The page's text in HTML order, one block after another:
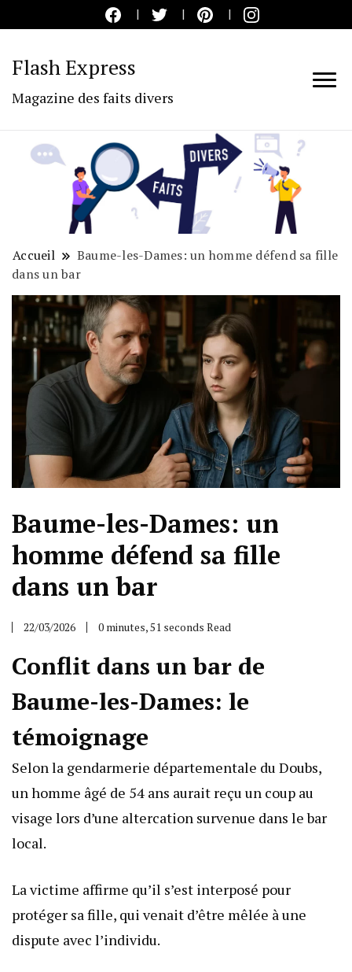
Flash Express
Magazine des faits divers
Accueil
Baume-les-Dames: un homme défend sa fille
dans un bar
Baume-les-Dames: un
homme défend sa fille
dans un bar
22/03/2026 0 minutes, 51 seconds Read
Conflit dans un bar de
Baume-les-Dames: le
témoignage
Selon la gendarmerie départementale du Doubs,
un homme âgé de 54 ans aurait reçu un coup au
visage lors d’une altercation survenue dans le bar
local.
La victime affirme qu’il s’est interposé pour
protéger sa fille, qui venait d’être mêlée à une
dispute avec l’individu.